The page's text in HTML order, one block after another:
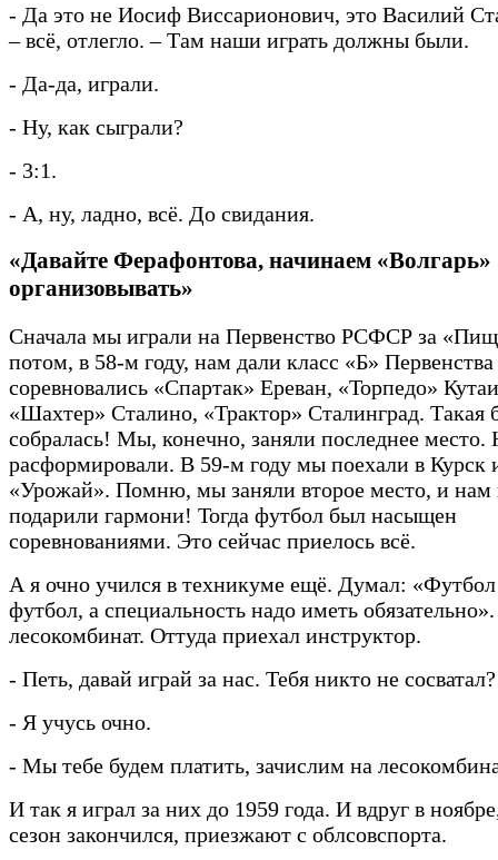
- Да это не Иосиф Виссарионович, это Василий
– всё, отлегло. – Там наши играть должны были.
- Да-да, играли.
- Ну, как сыграли?
- 3:1.
- А, ну, ладно, всё. До свидания.
«Давайте Ферафонтова, начинаем «Волгарь»
организовывать»
Сначала мы играли на Первенство РСФСР за
потом, в 58-м году, нам дали класс «Б»
соревновались «Спартак» Ереван, «Торпедо»
«Шахтер» Сталино, «Трактор» Сталинград. Такая
собралась! Мы, конечно, заняли последнее место.
расформировали. В 59-м году мы поехали в Курск
«Урожай». Помню, мы заняли второе место, и нам
подарили гармони! Тогда футбол был насыщен
соревнованиями. Это сейчас приелось всё.
А я очно учился в техникуме ещё. Думал: «Футбол
футбол, а специальность надо иметь
лесокомбинат. Оттуда приехал инструктор.
- Петь, давай играй за нас. Тебя никто не сосватал?
- Я учусь очно.
- Мы тебе будем платить, зачислим на
И так я играл за них до 1959 года. И вдруг в
сезон закончился, приезжают с облсовспорта.